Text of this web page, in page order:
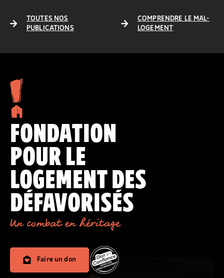
TOUTES NOS
PUBLICATIONS
COMPRENDRE LE MAL-
LOGEMENT
FONDATION
POUR LE
LOGEMENT DES
DÉFAVORISÉS
Un combat en héritage
Faire un don